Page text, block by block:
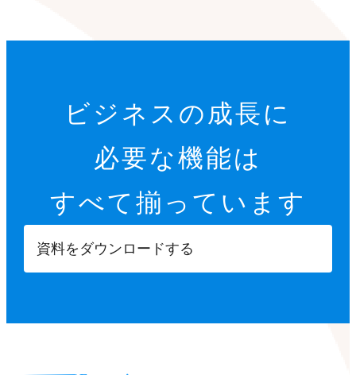
ビジネスの成長に
必要な機能は
すべて揃っています
資料をダウンロードする